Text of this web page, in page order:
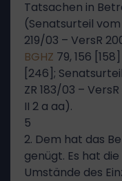
Tatsachen in
(Senatsurteil vom
219/03 – VersR
BGHZ 79, 156
[246];
ZR 183/03 –
II 2 a aa).
5
2. Dem hat das
genügt. Es hat
Umstände des